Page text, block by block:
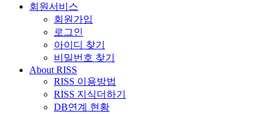
회원서비스
회원가입
로그인
아이디 찾기
비밀번호 찾기
About RISS
RISS 이용방법
RISS 지식더하기
DB연계 현황